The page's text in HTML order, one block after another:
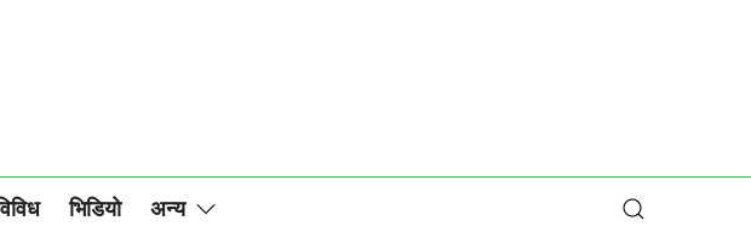
भिडियो अन्य